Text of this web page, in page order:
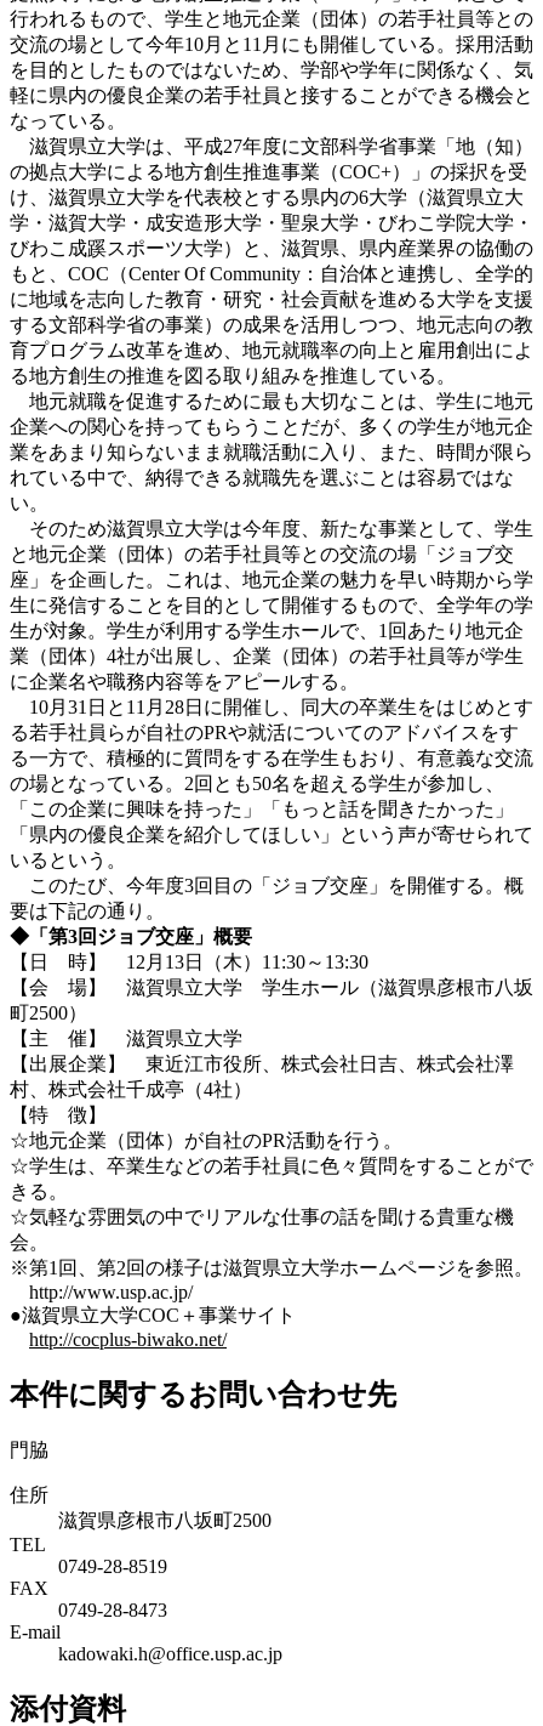
行われるもので、学生と地元企業（団体）の若手社員等との
交流の場として今年10月と11月にも開催している。採用活動
を目的としたものではないため、学部や学年に関係なく、気
軽に県内の優良企業の若手社員と接することができる機会と
なっている。
滋賀県立大学は、平成27年度に文部科学省事業「地（知）
の拠点大学による地方創生推進事業（COC+）」の採択を受
け、滋賀県立大学を代表校とする県内の6大学（滋賀県立大
学・滋賀大学・成安造形大学・聖泉大学・びわこ学院大学・
びわこ成蹊スポーツ大学）と、滋賀県、県内産業界の協働の
もと、COC（Center Of Community：自治体と連携し、全学的
に地域を志向した教育・研究・社会貢献を進める大学を支援
する文部科学省の事業）の成果を活用しつつ、地元志向の教
育プログラム改革を進め、地元就職率の向上と雇用創出によ
る地方創生の推進を図る取り組みを推進している。
地元就職を促進するために最も大切なことは、学生に地元
企業への関心を持ってもらうことだが、多くの学生が地元企
業をあまり知らないまま就職活動に入り、また、時間が限ら
れている中で、納得できる就職先を選ぶことは容易ではな
い。
そのため滋賀県立大学は今年度、新たな事業として、学生
と地元企業（団体）の若手社員等との交流の場「ジョブ交
座」を企画した。これは、地元企業の魅力を早い時期から学
生に発信することを目的として開催するもので、全学年の学
生が対象。学生が利用する学生ホールで、1回あたり地元企
業（団体）4社が出展し、企業（団体）の若手社員等が学生
に企業名や職務内容等をアピールする。
10月31日と11月28日に開催し、同大の卒業生をはじめとす
る若手社員らが自社のPRや就活についてのアドバイスをす
る一方で、積極的に質問をする在学生もおり、有意義な交流
の場となっている。2回とも50名を超える学生が参加し、
「この企業に興味を持った」「もっと話を聞きたかった」
「県内の優良企業を紹介してほしい」という声が寄せられて
いるという。
このたび、今年度3回目の「ジョブ交座」を開催する。概
要は下記の通り。
◆「第3回ジョブ交座」概要
【日 時】 12月13日（木）11:30～13:30
【会 場】 滋賀県立大学 学生ホール（滋賀県彦根市八坂
町2500）
【主 催】 滋賀県立大学
【出展企業】 東近江市役所、株式会社日吉、株式会社澤
村、株式会社千成亭（4社）
【特 徴】
☆地元企業（団体）が自社のPR活動を行う。
☆学生は、卒業生などの若手社員に色々質問をすることがで
きる。
☆気軽な雰囲気の中でリアルな仕事の話を聞ける貴重な機
会。
※第1回、第2回の様子は滋賀県立大学ホームページを参照。
http://www.usp.ac.jp/
●滋賀県立大学COC＋事業サイト
http://cocplus-biwako.net/
本件に関するお問い合わせ先
門脇
住所
滋賀県彦根市八坂町2500
TEL
0749-28-8519
FAX
0749-28-8473
E-mail
kadowaki.h@office.usp.ac.jp
添付資料